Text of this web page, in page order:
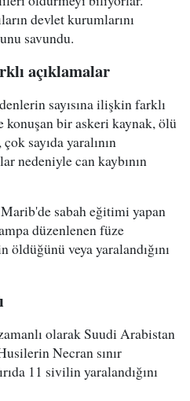
devlet kurumlarını
savundu.
açıklamalar
sayısına ilişkin farklı
konuşan bir askeri kaynak, ölü
sayıda yaralının
nedeniyle can kaybının
sabah eğitimi yapan
düzenlenen füze
öldüğünü veya yaralandığını
olarak Suudi Arabistan
Necran sınır
11 sivilin yaralandığını